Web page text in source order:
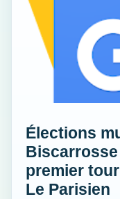
Élections
premier
Le Parisien